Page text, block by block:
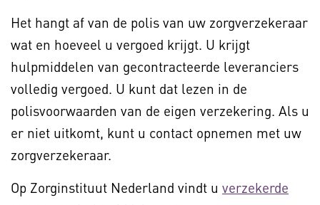
Het hangt af van de polis van uw zorgverzekeraar
wat en hoeveel u vergoed krijgt. U krijgt
hulpmiddelen van gecontracteerde leveranciers
volledig vergoed. U kunt dat lezen in de
polisvoorwaarden van de eigen verzekering. Als u
er niet uitkomt, kunt u contact opnemen met uw
zorgverzekeraar.
Op Zorginstituut Nederland vindt u verzekerde